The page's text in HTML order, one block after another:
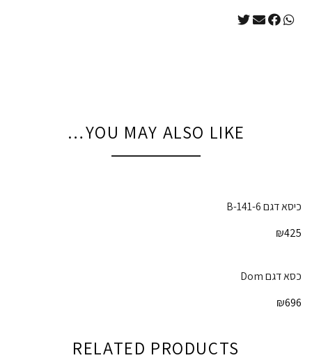
YOU MAY ALSO LIKE…
כיסא דגם 141-6-B
₪425
כסא דגם Dom
₪696
RELATED PRODUCTS